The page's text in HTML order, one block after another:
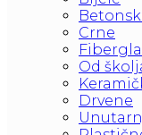
Crne
Od
Drvene